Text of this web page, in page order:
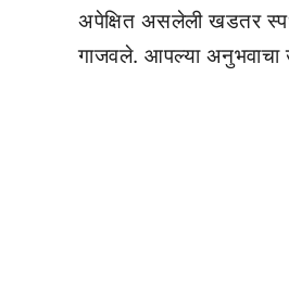
अपेक्षित असलेली खडतर
गाजवले. आपल्या अनुभवाचा